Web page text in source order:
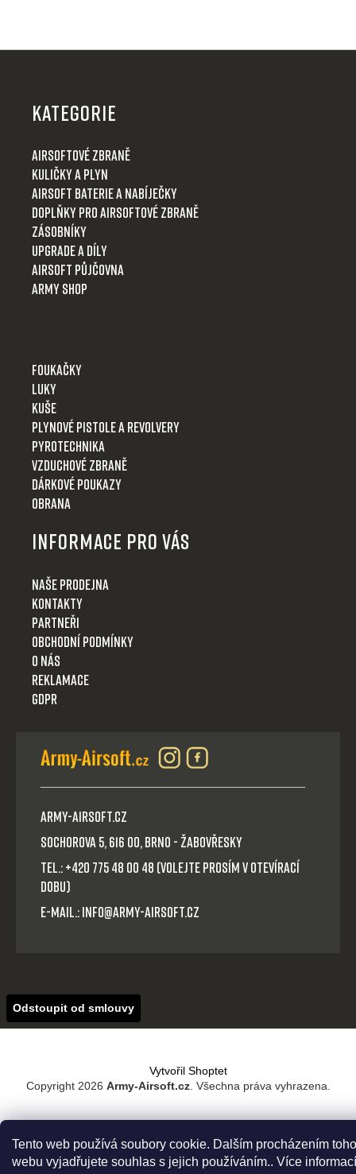
Tento web používá soubory cookie. Dalším procházením
webu vyjadřujete souhlas s jejich používáním.. Více informací
KATEGORIE
Airsoftové zbraně
Kuličky a plyn
Airsoft baterie a nabíječky
Doplňky pro airsoftové zbraně
Zásobníky
Upgrade a díly
Airsoft půjčovna
Army shop
Foukačky
Luky
Kuše
Plynové pistole a revolvery
Pyrotechnika
Vzduchové zbraně
Dárkové poukazy
Obrana
Informace pro Vás
Naše prodejna
Kontakty
Partneři
Obchodní podmínky
O nás
Reklamace
GDPR
Army-Airsoft.cz
Sochorova 5, 616 00, Brno - Žabovřesky
Tel.: +420 775 48 00 48 (volejte prosím v otevírací
dobu)
E-mail.: info@army-airsoft.cz
Odstoupit od smlouvy
Vytvořil Shoptet
Copyright 2026 Army-Airsoft.cz. Všechna práva vyhrazena.